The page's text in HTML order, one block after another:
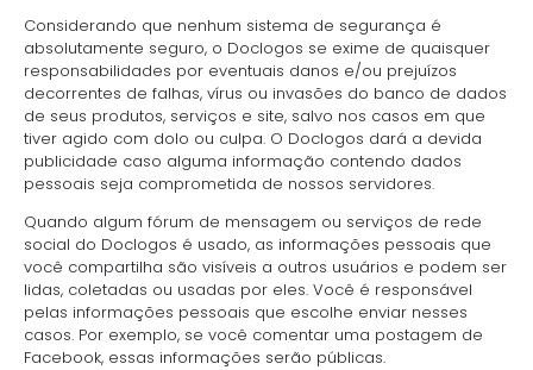
Considerando que nenhum sistema de segurança é
absolutamente seguro, o Doclogos se exime de quaisquer
responsabilidades por eventuais danos e/ou prejuízos
decorrentes de falhas, vírus ou invasões do banco de dados
de seus produtos, serviços e site, salvo nos casos em que
tiver agido com dolo ou culpa. O Doclogos dará a devida
publicidade caso alguma informação contendo dados
pessoais seja comprometida de nossos servidores.
Quando algum fórum de mensagem ou serviços de rede
social do Doclogos é usado, as informações pessoais que
você compartilha são visíveis a outros usuários e podem ser
lidas, coletadas ou usadas por eles. Você é responsável
pelas informações pessoais que escolhe enviar nesses
casos. Por exemplo, se você comentar uma postagem de
Facebook, essas informações serão públicas.